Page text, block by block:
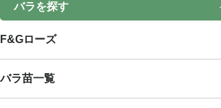
バラを探す
F&Gローズ
バラ苗一覧